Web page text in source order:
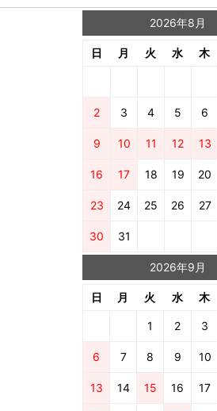
2026年8月
日 月 火 水 木
2 3 4 5 6
9 10 11 12 13
16 17 18 19 20
23 24 25 26 27
30 31
2026年9月
日 月 火 水 木
1 2 3
6 7 8 9 10
13 14 15 16 17